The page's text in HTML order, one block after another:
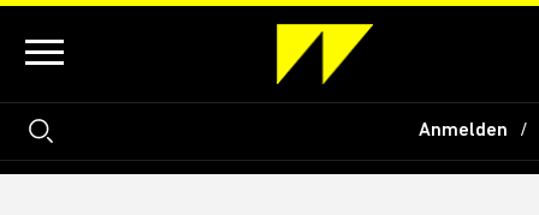
Anmelden